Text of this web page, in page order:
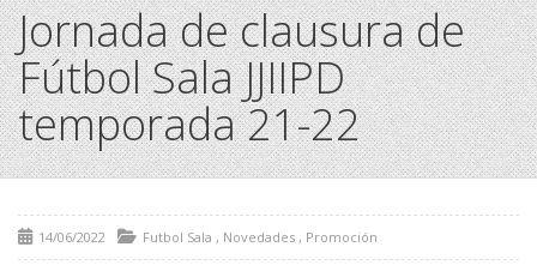
Jornada de clausura de
Fútbol Sala JJIIPD
temporada 21-22
14/06/2022 Futbol Sala , Novedades , Promoción